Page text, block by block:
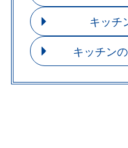
キッチ
キッチン